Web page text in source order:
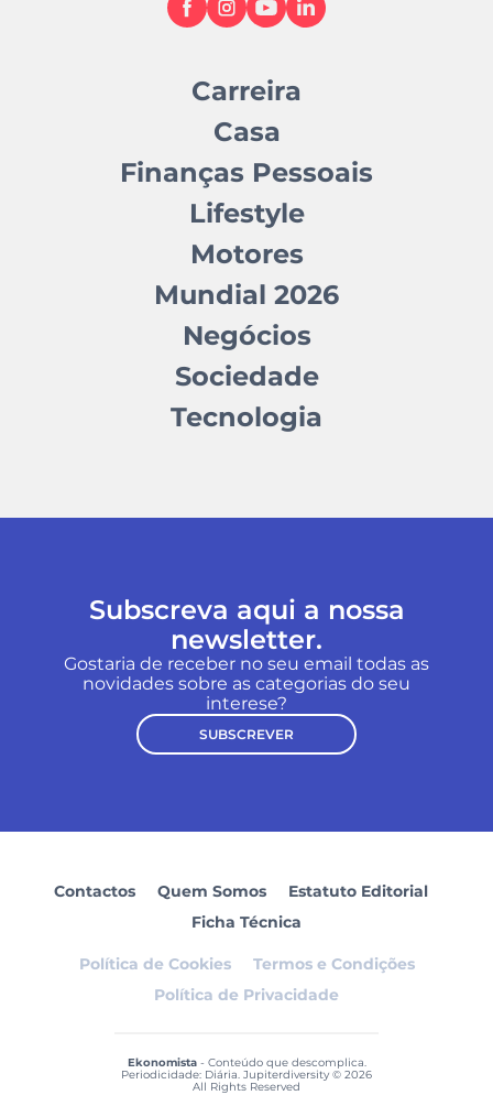
Carreira
Casa
Finanças Pessoais
Lifestyle
Motores
Mundial 2026
Negócios
Sociedade
Tecnologia
Subscreva aqui a nossa
newsletter.
Gostaria de receber no seu email todas as
novidades sobre as categorias do seu
interese?
SUBSCREVER
Contactos Quem Somos
Estatuto Editorial
Ficha Técnica
Política de Cookies
Termos e Condições
Política de Privacidade
Ekonomista- Conteúdo que descomplica.
Periodicidade: Diária. Jupiterdiversity © 2026
All Rights Reserved